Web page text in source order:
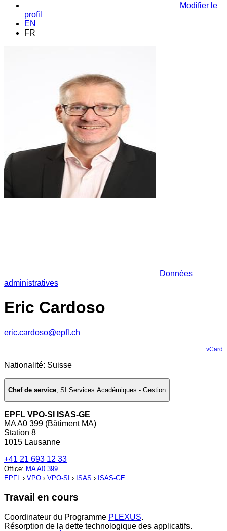
Modifier le
profil
EN
FR
Données
administratives
Eric Cardoso
eric.cardoso@epfl.ch
vCard
Nationalité: Suisse
Chef de service, SI Services Académiques - Gestion
EPFL VPO-SI ISAS-GE
MA A0 399 (Bâtiment MA)
Station 8
1015 Lausanne
+41 21 693 12 33
Office: MA A0 399
EPFL › VPO › VPO-SI › ISAS › ISAS-GE
Travail en cours
Coordinateur du Programme PLEXUS.
Résorption de la dette technologique des applicatifs.